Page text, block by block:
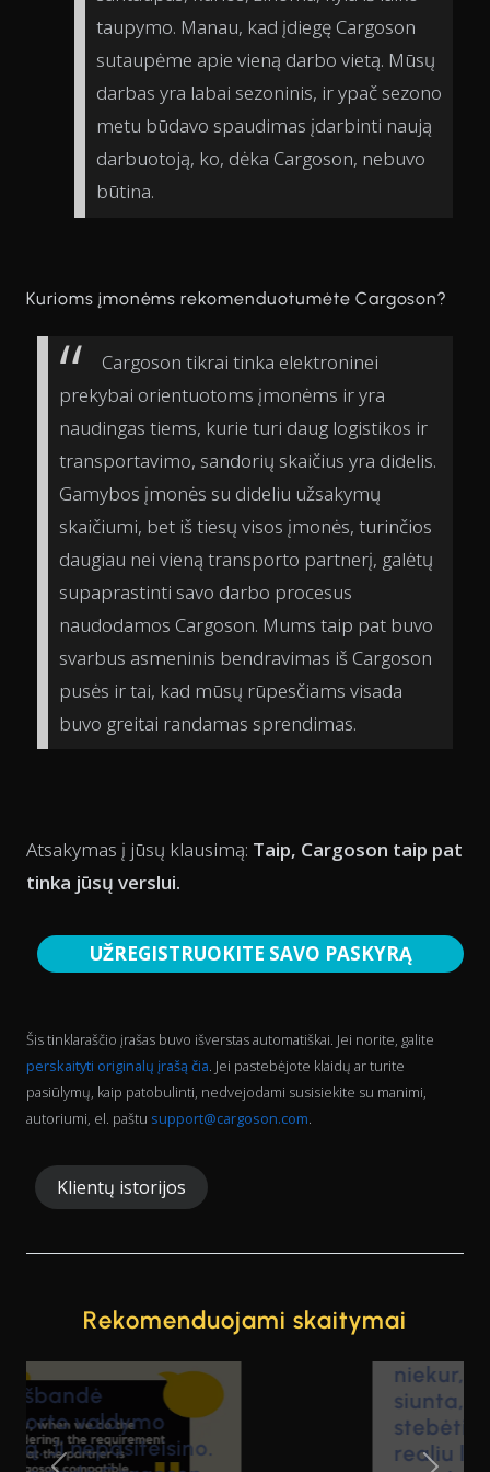
taupymo. Manau, kad įdiegę Cargoson
sutaupėme apie vieną darbo vietą. Mūsų
darbas yra labai sezoninis, ir ypač sezono
metu būdavo spaudimas įdarbinti naują
darbuotoją, ko, dėka Cargoson, nebuvo
būtina.
Kurioms įmonėms rekomenduotumėte Cargoson?
Cargoson tikrai tinka elektroninei
prekybai orientuotoms įmonėms ir yra
naudingas tiems, kurie turi daug logistikos ir
transportavimo, sandorių skaičius yra didelis.
Gamybos įmonės su dideliu užsakymų
skaičiumi, bet iš tiesų visos įmonės, turinčios
daugiau nei vieną transporto partnerį, galėtų
supaprastinti savo darbo procesus
naudodamos Cargoson. Mums taip pat buvo
svarbus asmeninis bendravimas iš Cargoson
pusės ir tai, kad mūsų rūpesčiams visada
buvo greitai randamas sprendimas.
Atsakymas į jūsų klausimą: Taip, Cargoson taip pat
tinka jūsų verslui.
UŽREGISTRUOKITE SAVO PASKYRĄ
Šis tinklaraščio įrašas buvo išverstas automatiškai. Jei norite, galite
perskaityti originalų įrašą čia. Jei pastebėjote klaidų ar turite
pasiūlymų, kaip patobulinti, nedvejodami susisiekite su manimi,
autoriumi, el. paštu support@cargoson.com.
Klientų istorijos
Rekomenduojami skaitymai
niekur, kiek toli yra
siunta, mes galime
stebėti informaciją
realiu laiku, mums